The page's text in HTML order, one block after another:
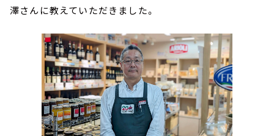
澤さんに教えていただきました。